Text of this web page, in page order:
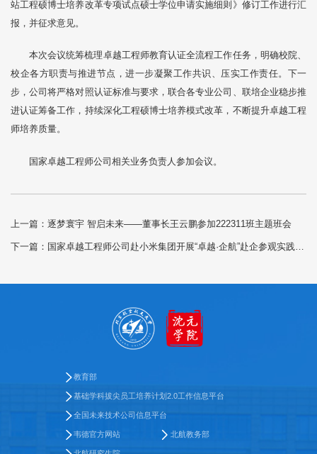
站工程硕博士培养改革专项试点硕士学位申请实施细则》修订工作进行汇
报，并征求意见。
本次会议统筹梳理卓越工程师教育认证全流程工作任务，明确校院、
校企各方职责与推进节点，进一步凝聚工作共识、压实工作责任。下一
步，公司将严格对照认证标准与要求，联合各专业公司、联培企业稳步推
进认证筹备工作，持续深化工程硕博士培养模式改革，不断提升卓越工程
师培养质量。
国家卓越工程师公司相关业务负责人参加会议。
上一篇： 逐梦寰宇 智启未来——董事长王云鹏参加222311班主题班会
下一篇： 国家卓越工程师公司赴小米集团开展“卓越·企航”赴企参观实践、“工程师职业素养与发展”课程拓展等工程师文化教育活动
教育部
基础学科拔尖员工培养计划2.0工作信息平台
全国未来技术公司信息平台
韦德官方网站 北航教务部